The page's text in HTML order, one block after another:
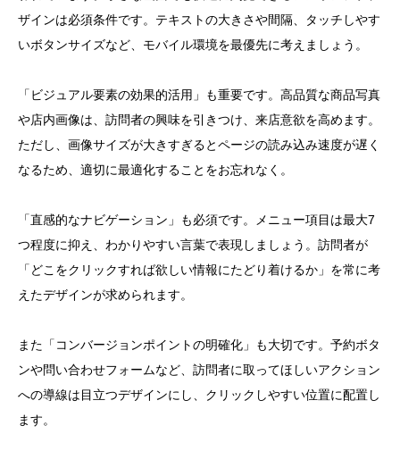
ザインは必須条件です。テキストの大きさや間隔、タッチしやす
いボタンサイズなど、モバイル環境を最優先に考えましょう。
「ビジュアル要素の効果的活用」も重要です。高品質な商品写真
や店内画像は、訪問者の興味を引きつけ、来店意欲を高めます。
ただし、画像サイズが大きすぎるとページの読み込み速度が遅く
なるため、適切に最適化することをお忘れなく。
「直感的なナビゲーション」も必須です。メニュー項目は最大7
つ程度に抑え、わかりやすい言葉で表現しましょう。訪問者が
「どこをクリックすれば欲しい情報にたどり着けるか」を常に考
えたデザインが求められます。
また「コンバージョンポイントの明確化」も大切です。予約ボタ
ンや問い合わせフォームなど、訪問者に取ってほしいアクション
への導線は目立つデザインにし、クリックしやすい位置に配置し
ます。